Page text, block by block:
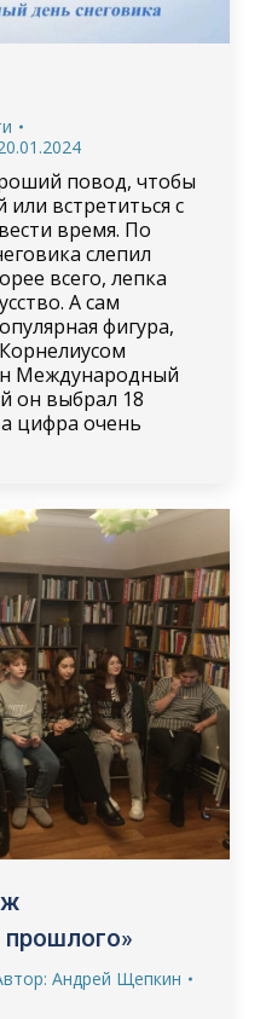
повод, чтобы
или встретиться с
время. По
слепил
всего, лепка
А сам
фигура,
Международный
он выбрал 18
цифра очень
прошлого»
Андрей Щепкин